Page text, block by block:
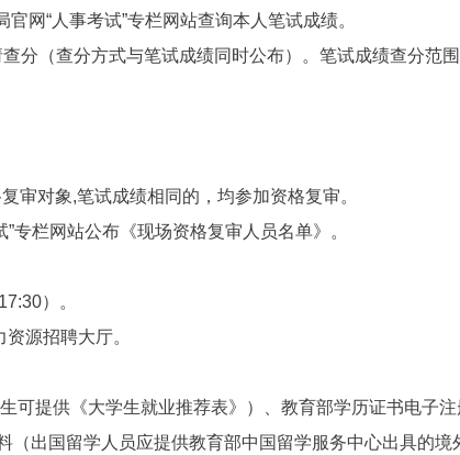
网“人事考试”专栏网站查询本人笔试成绩。
分（查分方式与笔试成绩同时公布）。笔试成绩查分范
审对象,笔试成绩相同的，均参加资格复审。
专栏网站公布《现场资格复审人员名单》。
）。
源招聘大厅。
可提供《大学生就业推荐表》）、教育部学历证书电子
出国留学人员应提供教育部中国留学服务中心出具的境